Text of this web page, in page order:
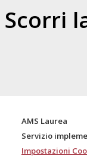
Scorri
AMS Laurea
Servizio
Impostazioni